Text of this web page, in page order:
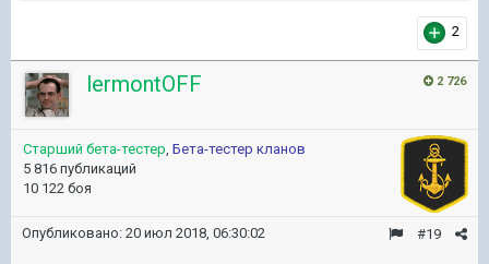
2
2 726
lermontOFF
Старший бета-тестер, Бета-тестер кланов
5 816 публикаций
10 122 боя
#19
Опубликовано: 20 июл 2018, 06:30:02